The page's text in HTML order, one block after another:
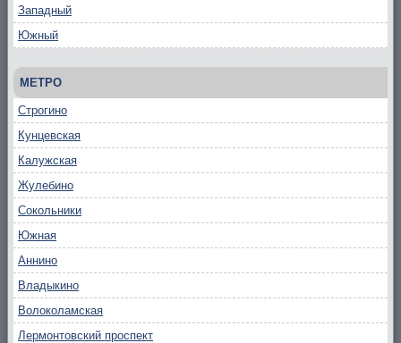
Западный
Южный
МЕТРО
Строгино
Кунцевская
Калужская
Жулебино
Сокольники
Южная
Аннино
Владыкино
Волоколамская
Лермонтовский проспект